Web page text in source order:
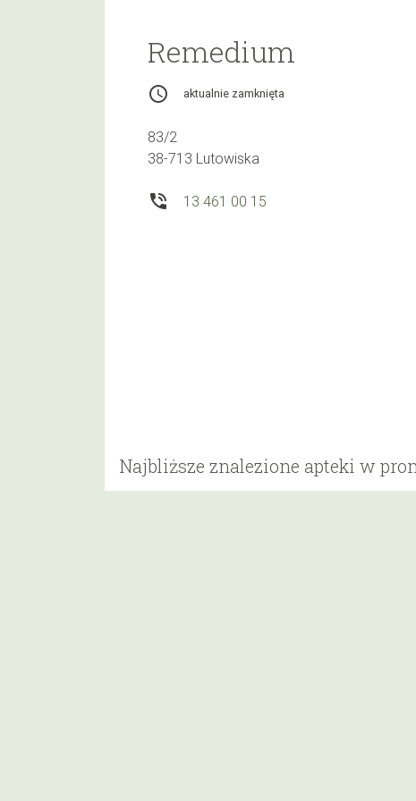
Remedium
access_time aktualnie zamknięta
83/2
38-713 Lutowiska
phone_in_talk 13 461 00 15
Najbliższe znalezione apteki w